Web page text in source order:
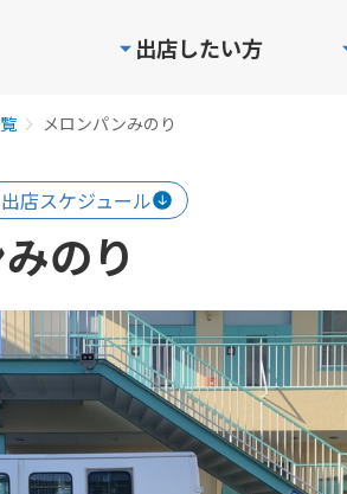
出店したい方
メロンパンみのり
出店スケジュール
のり